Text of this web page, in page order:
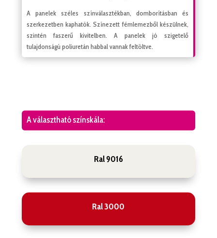
A panelek széles színválasztékban, domborításban és
szerkezetben kaphatók. Színezett fémlemezből készülnek,
szintén faszerű kivitelben. A panelek jó szigetelő
tulajdonságú poliuretán habbal vannak feltöltve.
A választható színskála:
Ral 9016
Ral 3000